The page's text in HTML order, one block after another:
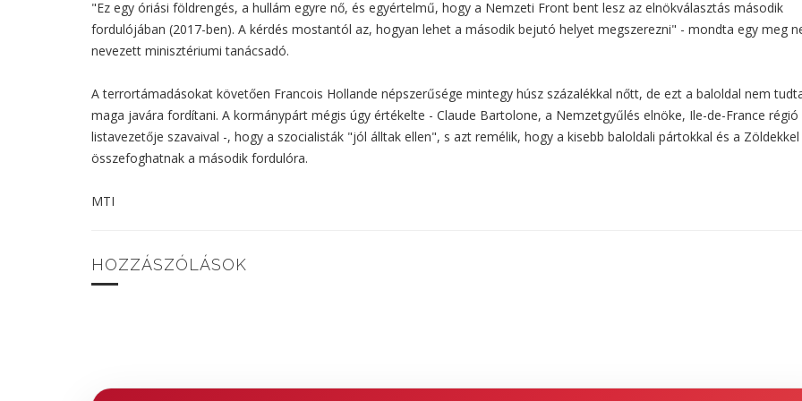
"Ez egy óriási földrengés, a hullám egyre nő, és egyértelmű, hogy a Nemzeti Front bent lesz az elnökválasztás második
fordulójában (2017-ben). A kérdés mostantól az, hogyan lehet a második bejutó helyet megszerezni" - mondta egy meg
nevezett minisztériumi tanácsadó.
A terrortámadásokat követően Francois Hollande népszerűsége mintegy húsz százalékkal nőtt, de ezt a baloldal nem
maga javára fordítani. A kormánypárt mégis úgy értékelte - Claude Bartolone, a Nemzetgyűlés elnöke, Ile-de-France régió
listavezetője szavaival -, hogy a szocialisták "jól álltak ellen", s azt remélik, hogy a kisebb baloldali pártokkal és a Zöldekkel
összefoghatnak a második fordulóra.
MTI
HOZZÁSZÓLÁSOK